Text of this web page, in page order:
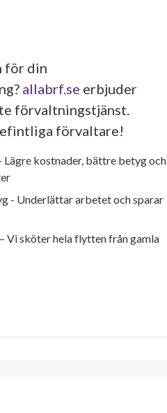
för din
allabrf.se erbjuder
förvaltningstjänst.
förvaltare!
Lägre kostnader, bättre betyg och
- Underlättar arbetet och sparar
Vi sköter hela flytten från gamla